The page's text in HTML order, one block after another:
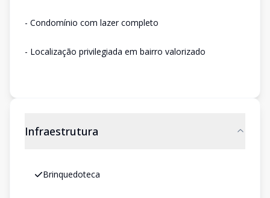
- Condomínio com lazer completo
- Localização privilegiada em bairro valorizado
Infraestrutura
Brinquedoteca